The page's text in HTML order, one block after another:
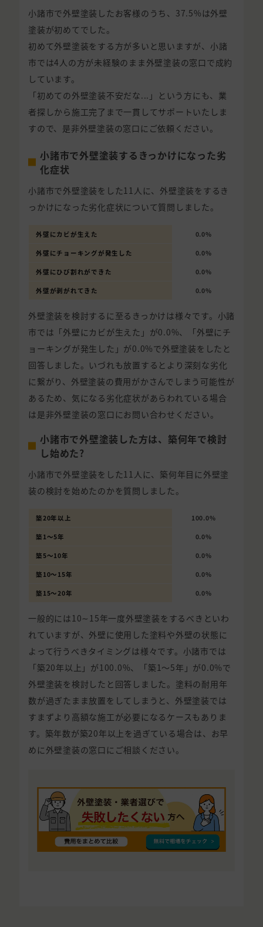
小諸市で外壁塗装したお客様のうち、37.5%は外壁
塗装が初めてでした。
初めて外壁塗装をする方が多いと思いますが、小諸
市では4人の方が未経験のまま外壁塗装の窓口で成約
しています。
「初めての外壁塗装不安だな...」という方にも、業
者探しから施工完了まで一貫してサポートいたしま
すので、是非外壁塗装の窓口にご依頼ください。
小諸市で外壁塗装するきっかけになった劣
化症状
小諸市で外壁塗装をした11人に、外壁塗装をするき
っかけになった劣化症状について質問しました。
外壁にカビが生えた 0.0%
外壁にチョーキングが発生した 0.0%
外壁にひび割れができた 0.0%
外壁が剥がれてきた 0.0%
外壁塗装を検討するに至るきっかけは様々です。小諸
市では「外壁にカビが生えた」が0.0%、「外壁にチ
ョーキングが発生した」が0.0%で外壁塗装をしたと
回答しました。いづれも放置するとより深刻な劣化
に繋がり、外壁塗装の費用がかさんでしまう可能性が
あるため、気になる劣化症状があらわれている場合
は是非外壁塗装の窓口にお問い合わせください。
小諸市で外壁塗装した方は、築何年で検討
し始めた?
小諸市で外壁塗装をした11人に、築何年目に外壁塗
装の検討を始めたのかを質問しました。
築20年以上 100.0%
築1〜5年 0.0%
築5〜10年 0.0%
築10〜15年 0.0%
築15〜20年 0.0%
一般的には10∼15年一度外壁塗装をするべきといわ
れていますが、外壁に使用した塗料や外壁の状態に
よって行うべきタイミングは様々です。小諸市では
「築20年以上」が100.0%、「築1〜5年」が0.0%で
外壁塗装を検討したと回答しました。塗料の耐用年
数が過ぎたまま放置をしてしまうと、外壁塗装では
すまずより高額な施工が必要になるケースもありま
す。築年数が築20年以上を過ぎている場合は、お早
めに外壁塗装の窓口にご相談ください。